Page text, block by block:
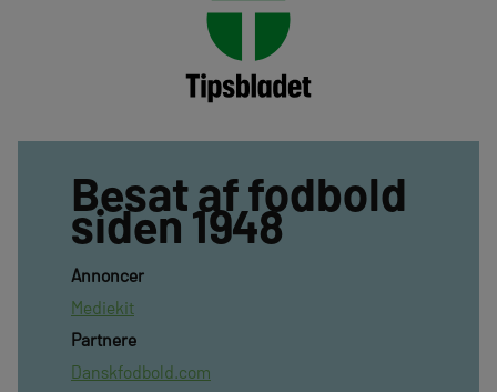
Besat af fodbold
siden 1948
Annoncer
Mediekit
Partnere
Danskfodbold.com